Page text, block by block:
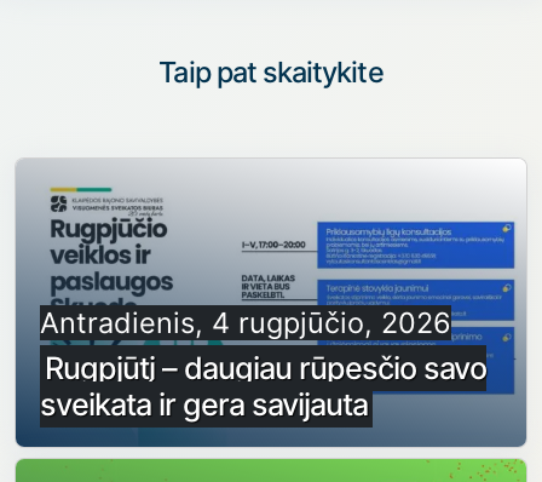
Taip pat skaitykite
Antradienis, 4 rugpjūčio, 2026
Rugpjūtį – daugiau rūpesčio savo
sveikata ir gera savijauta